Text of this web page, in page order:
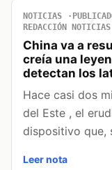
NOTICIAS
REDACCIÓN
China va a
creía una
detectan los
Hace casi dos
del Este , el
dispositivo que,
Leer nota